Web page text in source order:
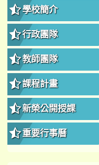
學校簡介
行政團隊
教師團隊
課程計畫
新榮公開授課
重要行事曆